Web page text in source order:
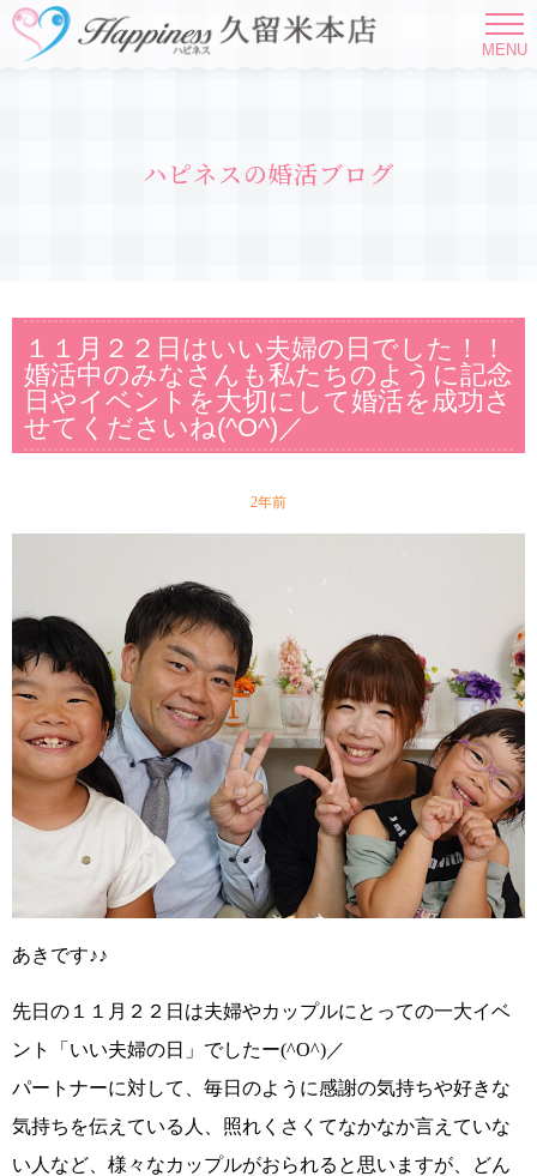
MENU
ハピネスの婚活ブログ
１１月２２日はいい夫婦の日でした！！
婚活中のみなさんも私たちのように記念
日やイベントを大切にして婚活を成功さ
せてくださいね(^O^)／
2年前
あきです♪♪
先日の１１月２２日は夫婦やカップルにとっての一大イベ
ント
「いい夫婦の日」 でしたー(^O^)／
パートナーに対して、 毎日のように感謝の気持ちや好きな
気持ちを伝えている 人、 照れくさくてなかなか言えていな
い 人など、様々なカップルがおられると思いますが、どん